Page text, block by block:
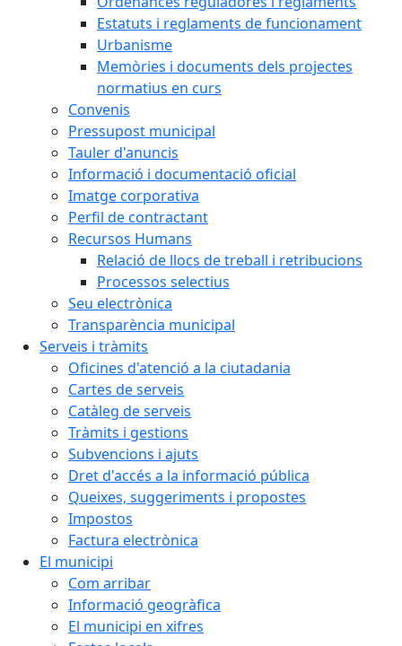
Estatuts i reglaments de funcionament
Urbanisme
Memòries i documents dels projectes
normatius en curs
Convenis
Pressupost municipal
Tauler d'anuncis
Informació i documentació oficial
Imatge corporativa
Perfil de contractant
Recursos Humans
Relació de llocs de treball i retribucions
Processos selectius
Seu electrònica
Transparència municipal
Serveis i tràmits
Oficines d'atenció a la ciutadania
Cartes de serveis
Catàleg de serveis
Tràmits i gestions
Subvencions i ajuts
Dret d'accés a la informació pública
Queixes, suggeriments i propostes
Impostos
Factura electrònica
El municipi
Com arribar
Informació geogràfica
El municipi en xifres